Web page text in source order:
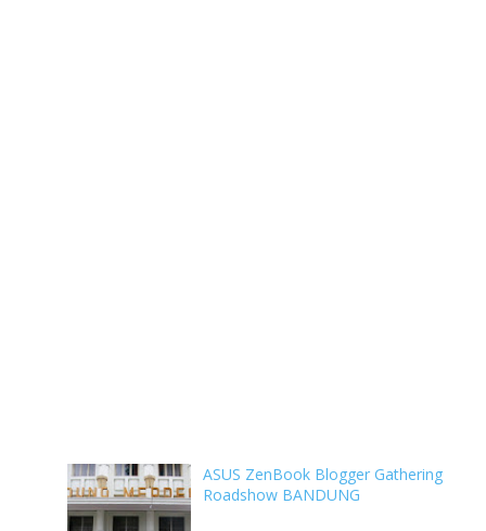
ASUS ZenBook Blogger Gathering
Roadshow BANDUNG